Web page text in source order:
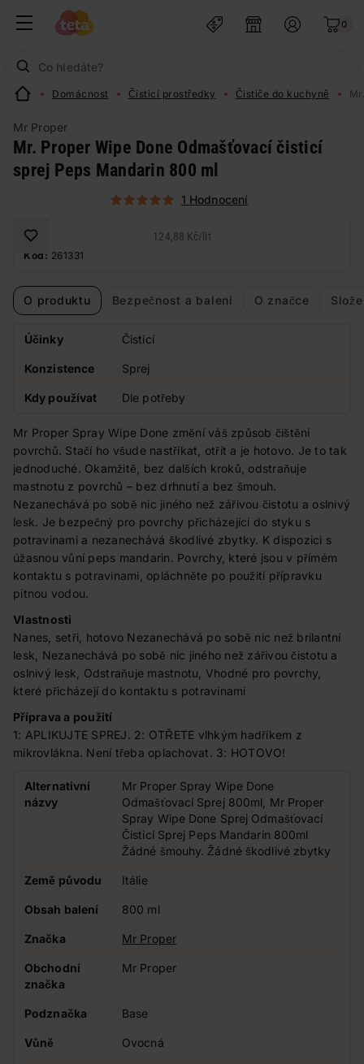
0
Domácnost Čisticí prostředky Čističe do kuchyně
Mr Proper
Mr. Proper Wipe Done Odmašťovací čisticí
sprej Peps Mandarin 800 ml
1 Hodnocení
124,88 Kč/ lit
Kód: 261331
O produktu Bezpečnost a balení O značce
Účinky Čistící
Konzistence Sprej
Kdy používat Dle potřeby
Mr Proper Spray Wipe Done změní váš způsob čištění
povrchů. Stačí ho všude nastříkat, otřít a je hotovo. Je to tak
jednoduché. Okamžitě, bez dalších kroků, odstraňuje
mastnotu z povrchů – bez drhnutí a bez šmouh.
Nezanechává po sobě nic jiného než zářivou čistotu a oslnivý
lesk. Je bezpečný pro povrchy přicházející do styku s
potravinami a nezanechává škodlivé zbytky. K dispozici s
úžasnou vůní peps mandarin. Povrchy, které jsou v přímém
kontaktu s potravinami, opláchněte po použití přípravku
pitnou vodou.
Vlastnosti
Nanes, setři, hotovo Nezanechává po sobě nic než brilantní
lesk, Nezanechává po sobě nic jiného než zářivou čistotu a
oslnivý lesk, Odstraňuje mastnotu, Vhodné pro povrchy,
které přicházejí do kontaktu s potravinami
Příprava a použití
1: APLIKUJTE SPREJ. 2: OTŘETE vlhkým hadříkem z
mikrovlákna. Není třeba oplachovat. 3: HOTOVO!
Alternativní
názvy
Mr Proper Spray Wipe Done
Odmašťovací Sprej 800ml, Mr Proper
Spray Wipe Done Sprej Odmašťovací
Čisticí Sprej Peps Mandarin 800ml
Žádné šmouhy. Žádné škodlivé zbytky
Země původu Itálie
Obsah balení 800 ml
Značka Mr Proper
Obchodní
značka
Mr Proper
Podznačka Base
Vůně Ovocná